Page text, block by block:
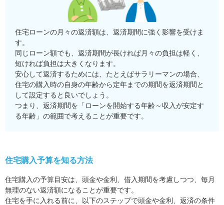
住宅ローンの月々の返済額は、返済期間に強く影響を受けま
す。
同じローン額でも、返済期間が長ければ月々の負担は軽く、
短ければ負担は大きくなります。
安心して返済するためには、たとえばサラリーマンの場合、
住宅の購入時の自身の年齢から定年までの期間を返済期間と
して設定すると良いでしょう。
つまり、返済期間を「ローンを開始する年齢～収入が安定す
る年齢」の範囲で考えることが重要です。
住宅購入予算を知る方法
住宅購入の予算目安は、頭金や金利、借入期間を考慮しつつ、毎月
無理のない返済額になることが重要です。
住宅を手に入れる前に、以下のステップで頭金や金利、返済の条件